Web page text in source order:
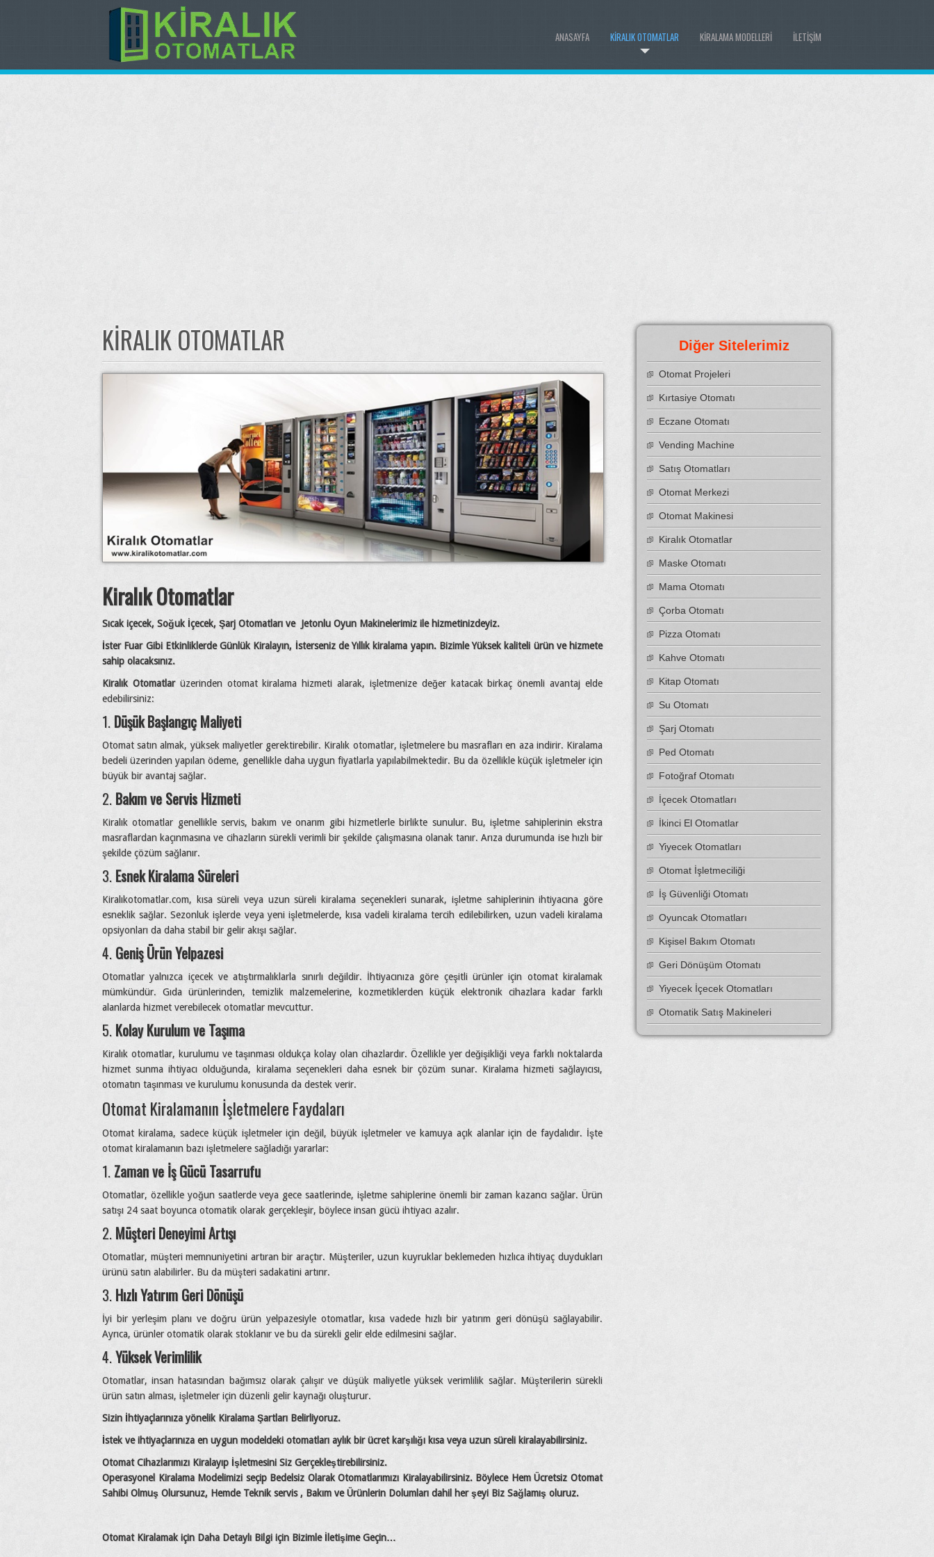
İLETIŞIM
KIRALAMA MODELLERI
KIRALIK OTOMATLAR
ANASAYFA
KIRALIK OTOMATLAR
Kiralık Otomatlar
Sıcak içecek, Soğuk İçecek, Şarj Otomatları ve Jetonlu Oyun Makinelerimiz ile hizmetinizdeyiz.
İster Fuar Gibi Etkinliklerde Günlük Kiralayın, İsterseniz de Yıllık kiralama yapın. Bizimle Yüksek kaliteli ürün ve hizmete
sahip olacaksınız.
Kiralık Otomatlarüzerinden otomat kiralama hizmeti alarak, işletmenize değer katacak birkaç önemli avantaj elde
edebilirsiniz:
1. Düşük Başlangıç Maliyeti
Otomat satın almak, yüksek maliyetler gerektirebilir. Kiralık otomatlar, işletmelere bu masrafları en aza indirir. Kiralama
bedeli üzerinden yapılan ödeme, genellikle daha uygun fiyatlarla yapılabilmektedir. Bu da özellikle küçük işletmeler için
büyük bir avantaj sağlar.
2. Bakım ve Servis Hizmeti
Kiralık otomatlar genellikle servis, bakım ve onarım gibi hizmetlerle birlikte sunulur. Bu, işletme sahiplerinin ekstra
masraflardan kaçınmasına ve cihazların sürekli verimli bir şekilde çalışmasına olanak tanır. Arıza durumunda ise hızlı bir
şekilde çözüm sağlanır.
3. Esnek Kiralama Süreleri
Kiralıkotomatlar.com, kısa süreli veya uzun süreli kiralama seçenekleri sunarak, işletme sahiplerinin ihtiyacına göre
esneklik sağlar. Sezonluk işlerde veya yeni işletmelerde, kısa vadeli kiralama tercih edilebilirken, uzun vadeli kiralama
opsiyonları da daha stabil bir gelir akışı sağlar.
4. Geniş Ürün Yelpazesi
Otomatlar yalnızca içecek ve atıştırmalıklarla sınırlı değildir. İhtiyacınıza göre çeşitli ürünler için otomat kiralamak
mümkündür. Gıda ürünlerinden, temizlik malzemelerine, kozmetiklerden küçük elektronik cihazlara kadar farklı
alanlarda hizmet verebilecek otomatlar mevcuttur.
5. Kolay Kurulum ve Taşıma
Kiralık otomatlar, kurulumu ve taşınması oldukça kolay olan cihazlardır. Özellikle yer değişikliği veya farklı noktalarda
hizmet sunma ihtiyacı olduğunda, kiralama seçenekleri daha esnek bir çözüm sunar. Kiralama hizmeti sağlayıcısı,
otomatın taşınması ve kurulumu konusunda da destek verir.
Otomat Kiralamanın İşletmelere Faydaları
Otomat kiralama, sadece küçük işletmeler için değil, büyük işletmeler ve kamuya açık alanlar için de faydalıdır. İşte
otomat kiralamanın bazı işletmelere sağladığı yararlar:
1. Zaman ve İş Gücü Tasarrufu
Otomatlar, özellikle yoğun saatlerde veya gece saatlerinde, işletme sahiplerine önemli bir zaman kazancı sağlar. Ürün
satışı 24 saat boyunca otomatik olarak gerçekleşir, böylece insan gücü ihtiyacı azalır.
2. Müşteri Deneyimi Artışı
Otomatlar, müşteri memnuniyetini artıran bir araçtır. Müşteriler, uzun kuyruklar beklemeden hızlıca ihtiyaç duydukları
ürünü satın alabilirler. Bu da müşteri sadakatini artırır.
3. Hızlı Yatırım Geri Dönüşü
İyi bir yerleşim planı ve doğru ürün yelpazesiyle otomatlar, kısa vadede hızlı bir yatırım geri dönüşü sağlayabilir.
Ayrıca, ürünler otomatik olarak stoklanır ve bu da sürekli gelir elde edilmesini sağlar.
4.Yüksek Verimlilik
Otomatlar, insan hatasından bağımsız olarak çalışır ve düşük maliyetle yüksek verimlilik sağlar. Müşterilerin sürekli
ürün satın alması, işletmeler için düzenli gelir kaynağı oluşturur.
Sizin İhtiyaçlarınıza yönelik Kiralama Şartları Belirliyoruz.
İstek ve ihtiyaçlarınıza en uygun modeldeki otomatları aylık bir ücret karşılığı kısa veya uzun süreli kiralayabilirsiniz.
Otomat Cihazlarımızı Kiralayıp İşletmesini Siz Gerçekleştirebilirsiniz.
Operasyonel Kiralama Modelimizi seçip Bedelsiz Olarak Otomatlarımızı Kiralayabilirsiniz. Böylece Hem Ücretsiz Otomat
Sahibi Olmuş Olursunuz, Hemde Teknik servis , Bakım ve Ürünlerin Dolumları dahil her şeyi Biz Sağlamış oluruz.
Otomat Kiralamak için Daha Detaylı Bilgi için Bizimle İletişime Geçin…
Diğer Sitelerimiz
Otomat Projeleri
Kırtasiye Otomatı
Eczane Otomatı
Vending Machine
Satış Otomatları
Otomat Merkezi
Otomat Makinesi
Kiralık Otomatlar
Maske Otomatı
Mama Otomatı
Çorba Otomatı
Pizza Otomatı
Kahve Otomatı
Kitap Otomatı
Su Otomatı
Şarj Otomatı
Ped Otomatı
Fotoğraf Otomatı
İçecek Otomatları
İkinci El Otomatlar
Yiyecek Otomatları
Otomat İşletmeciliği
İş Güvenliği Otomatı
Oyuncak Otomatları
Kişisel Bakım Otomatı
Geri Dönüşüm Otomatı
Yiyecek İçecek Otomatları
Otomatik Satış Makineleri